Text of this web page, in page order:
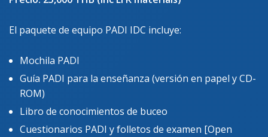
El paquete de equipo PADI IDC incluye:
Mochila PADI
Guía PADI para la enseñanza (versión en papel y CD-
ROM)
Libro de conocimientos de buceo
Cuestionarios PADI y folletos de examen [Open